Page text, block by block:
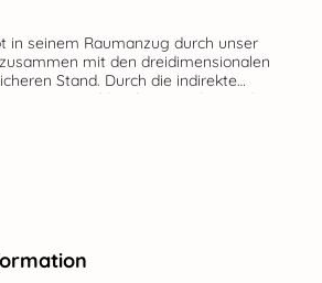
mit den dreidimensionalen
Stand. Durch die indirekte
Romantikleuchte „Sandmännchen